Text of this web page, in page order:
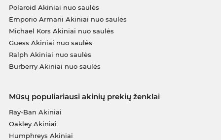
Polaroid Akiniai nuo saulės
Emporio Armani Akiniai nuo saulės
Michael Kors Akiniai nuo saulės
Guess Akiniai nuo saulės
Ralph Akiniai nuo saulės
Burberry Akiniai nuo saulės
Mūsų populiariausi akinių prekių ženklai
Ray-Ban Akiniai
Oakley Akiniai
Humphreys Akiniai